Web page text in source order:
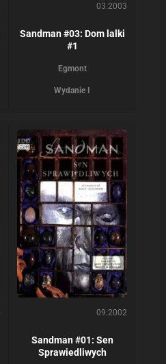
03.2003
Sandman #03: Dom lalki
#1
Egmont
Wydanie I
09.2002
Sandman #01: Sen
Sprawiedliwych